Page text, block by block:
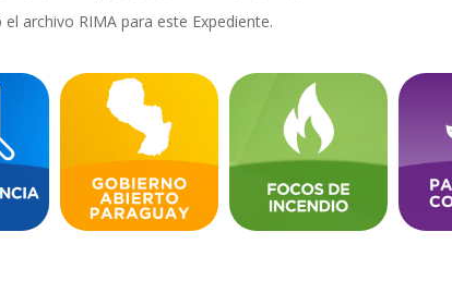
archivo RIMA para este Expediente.